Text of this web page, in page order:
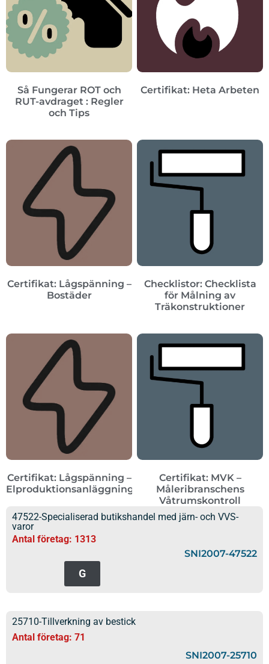
Så Fungerar ROT och
RUT-avdraget : Regler
och Tips
Certifikat: Heta Arbeten
Certifikat: Lågspänning –
Bostäder
Checklistor: Checklista
för Målning av
Träkonstruktioner
Certifikat: Lågspänning –
Elproduktionsanläggningar
Certifikat: MVK –
Måleribranschens
Våtrumskontroll
47522-Specialiserad butikshandel med järn- och VVS-
varor
Antal företag: 1313
SNI2007-47522
G
25710-Tillverkning av bestick
Antal företag: 71
SNI2007-25710